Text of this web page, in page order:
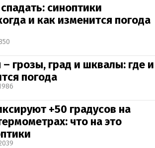
синоптики
и как изменится погода
грозы, град и шквалы: где и
погода
+50 градусов на
что на это